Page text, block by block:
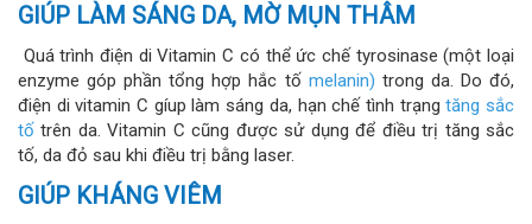
GIÚP LÀM SÁNG DA, MỜ MỤN THÂM
Quá trình điện di Vitamin C có thể ức chế tyrosinase (một loại
enzyme góp phần tổng hợp hắc tố melanin) trong da. Do đó,
điện di vitamin C gíup làm sáng da, hạn chế tình trạngtăng sắc
tố trên da. Vitamin C cũng được sử dụng để điều trị tăng sắc
tố, da đỏ sau khi điều trị bằng laser.
GIÚP KHÁNG VIÊM